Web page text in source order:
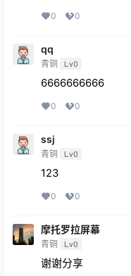
0 0
qq
青铜 Lv0
6666666666
0 0
ssj
青铜 Lv0
123
0 0
摩托罗拉屏幕
青铜 Lv0
谢谢分享